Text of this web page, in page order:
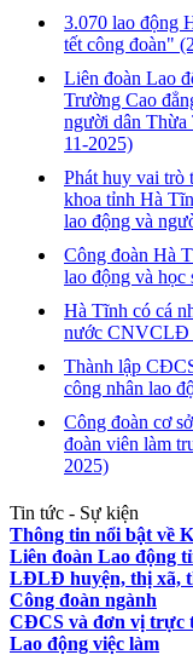
3.070 lao động
tết công đoàn"
Liên đoàn Lao
Trường Cao
người dân Thừa
11-2025)
Phát huy vai trò
khoa tỉnh Hà
lao động và
Công đoàn Hà
lao động và học
Hà Tĩnh có cá
nước CNVCLĐ
Thành lập
công nhân lao
Công đoàn cơ
đoàn viên làm
2025)
Tin tức - Sự kiện
Thông tin nổi bật về
Liên đoàn Lao động
LĐLĐ huyện, thị xã,
Công đoàn ngành
CĐCS và đơn vị trực
Lao động việc làm